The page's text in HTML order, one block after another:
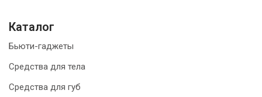
Каталог
Бьюти-гаджеты
Средства для тела
Средства для губ